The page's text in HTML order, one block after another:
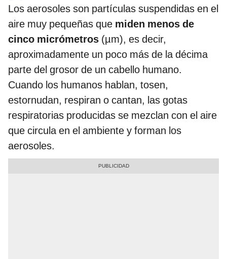
Los aerosoles son partículas suspendidas en el
aire muy pequeñas que miden menos de
cinco micrómetros (µm), es decir,
aproximadamente un poco más de la décima
parte del grosor de un cabello humano.
Cuando los humanos hablan, tosen,
estornudan, respiran o cantan, las gotas
respiratorias producidas se mezclan con el aire
que circula en el ambiente y forman los
aerosoles.